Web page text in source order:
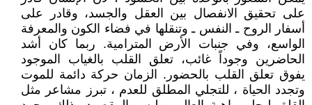
على تحقيق الانفصال بين العقل والجسد، وقادر على
أسفار الروح ـ النفس ـ وتنقلها في فضاء الكون والمعرفة
الواسع، وفي جنبات الأرض المترامية. ربما كان أشد
الحاضرين وجوداً غائب، تعلق القلب بالغياب الموجود
يفوق تعلق القلب بالحضور. الزمان حركة دائمة للموت
وتجدد الحياة ، للتجلي المطلق للعدم ، تبرز مشاعر مثل